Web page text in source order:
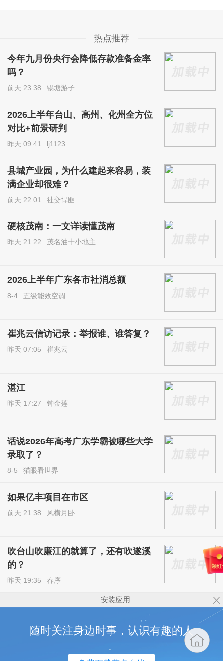
热点推荐
今年九月份央行会降低存款准备金率
吗？
前天 23:38 锡塘游子
2026上半年台山、高州、化州全方位
对比+前景研判
昨天 09:41 lj1123
县城产业园，为什么建起来容易，装
满企业却很难？
前天 22:01 社交悍匪
硬核茂南：一文详读懂茂南
昨天 21:22 茂名油十小地主
2026上半年广东各市社消总额
8-4 五级能效空调
崔兆云信访记录：举报谁、谁答复？
昨天 07:05 崔兆云
湛江
昨天 17:27 钟金莲
话说2026年高考广东学霸被哪些大学
录取了？
8-5 猫眼看世界
如果亿丰项目在市区
前天 21:38 风横月卧
吹台山吹廉江的就算了，还有吹遂溪
的？
昨天 19:35 春序
安装应用
随时关注身边时事，认识有趣的人